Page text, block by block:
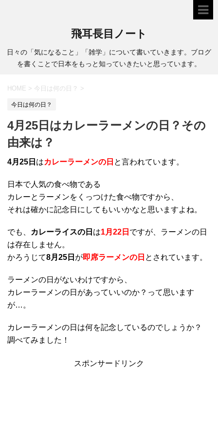
飛耳長目ノート
日々の「気になること」「雑学」について書いていきます。ブログ
を書くことで日本をもっと知っていきたいと思っています。
HOME > 今日は何の日？ >
今日は何の日？
4月25日はカレーラーメンの日？その
由来は？
4月25日 はカレーラーメンの日 と言われています。
日本で人気の食べ物である
カレーとラーメンをくっつけた食べ物ですから、
それは確かに記念日にしてもいいかなと思いますよね。
でも、 カレーライスの日 は1月22日 ですが、ラーメンの日
は存在しません。
かろうじて8月25日 が即席ラーメンの日 とされています。
ラーメンの日がないわけですから、
カレーラーメンの日があっていいのか？って思います
が…。
カレーラーメンの日は何を記念しているのでしょうか？
調べてみました！
スポンサードリンク